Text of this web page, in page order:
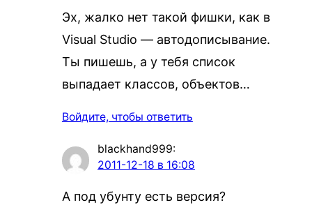
Эх, жалко нет такой фишки, как в
Visual Studio — автодописывание.
Ты пишешь, а у тебя список
выпадает классов, объектов…
Войдите, чтобы ответить
blackhand999:
2011-12-18 в 16:08
А под убунту есть версия?